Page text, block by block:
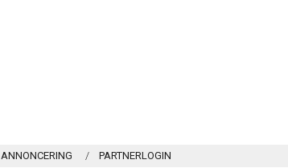
ANNONCERING PARTNERLOGIN